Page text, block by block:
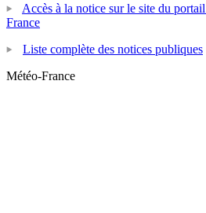
Accès à la notice sur le site du
France
Liste complète des notices publiques
Météo-France